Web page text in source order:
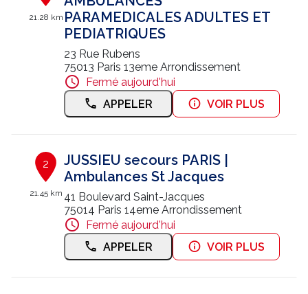
Une question ?
Nous contacter
Trouver un centre JUSSIEU
21.28 km PARAMEDICALES ADULTES ET
PEDIATRIQUES
23 Rue Rubens
75013 Paris 13eme Arrondissement
Fermé aujourd'hui
APPELER
VOIR PLUS
2
21.45 km
JUSSIEU secours PARIS |
Ambulances St Jacques
41 Boulevard Saint-Jacques
75014 Paris 14eme Arrondissement
Fermé aujourd'hui
APPELER
VOIR PLUS